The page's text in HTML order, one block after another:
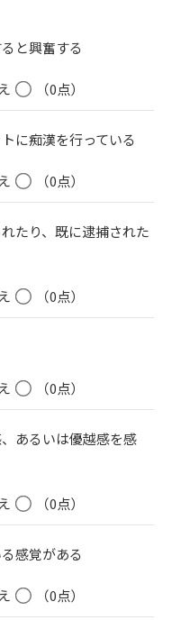
と興奮する
（0点）
に痴漢を行っている
（0点）
たり、既に逮捕された
（0点）
（0点）
あるいは優越感を感
（0点）
感覚がある
（0点）